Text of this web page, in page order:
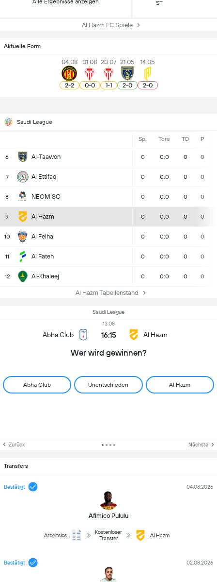
Alle Ergebnisse anzeigen
ST
Al Hazm FC Spiele
Aktuelle Form
04.08
2-2
01.08
0-0
20.07
1-1
21.05
2-0
14.05
2-0
Saudi League
Sp. Tore TD P
6 Al-Taawon 0 0:0 0 0
7 Al Ettifaq 0 0:0 0 0
8 NEOM SC 0 0:0 0 0
9 Al Hazm 0 0:0 0 0
10 Al Feiha 0 0:0 0 0
11 Al Fateh 0 0:0 0 0
12 Al-Khaleej 0 0:0 0 0
Al Hazm Tabellenstand
Saudi League
Abha Club
13.08
16:15 Al Hazm
Wer wird gewinnen?
Abha Club Unentschieden Al Hazm
Zurück Nächste
Transfers
Bestätigt
Afimico Pululu
04.08.2026
Arbeitslos
Kostenloser
Transfer
Al Hazm
Bestätigt 02.08.2026